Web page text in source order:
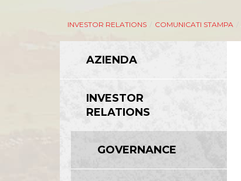
INVESTOR RELATIONS COMUNICATI STAMPA
AZIENDA
INVESTOR
RELATIONS
GOVERNANCE